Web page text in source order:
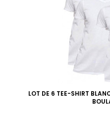
LOT DE 6 TEE-SHIRT